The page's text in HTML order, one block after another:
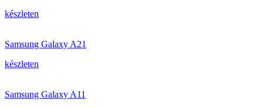
készleten
Samsung Galaxy A21
készleten
Samsung Galaxy A11